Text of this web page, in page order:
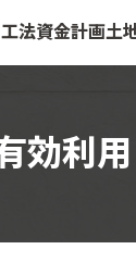
工法資金計画土
効利用